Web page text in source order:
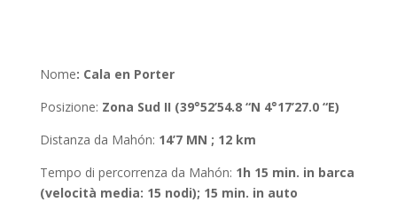
Nome: Cala en Porter
Posizione: Zona Sud II (39°52’54.8 “N 4°17’27.0 “E)
Distanza da Mahón: 14’7 MN ; 12 km
Tempo di percorrenza da Mahón: 1h 15 min. in barca
(velocità media: 15 nodi); 15 min. in auto